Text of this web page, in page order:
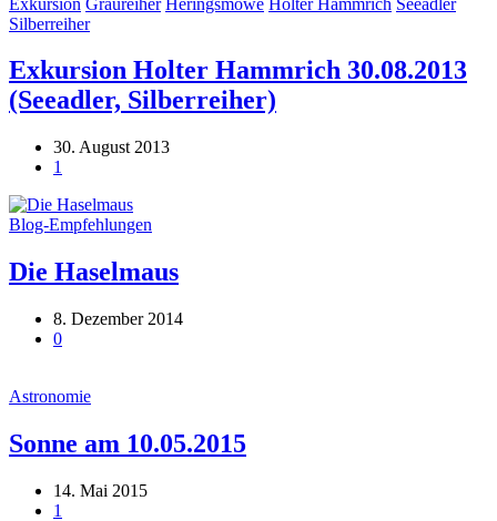
Silberreiher
Exkursion Holter Hammrich 30.08.2013
(Seeadler, Silberreiher)
30. August 2013
1
Blog-Empfehlungen
Die Haselmaus
8. Dezember 2014
0
Astronomie
Sonne am 10.05.2015
14. Mai 2015
1